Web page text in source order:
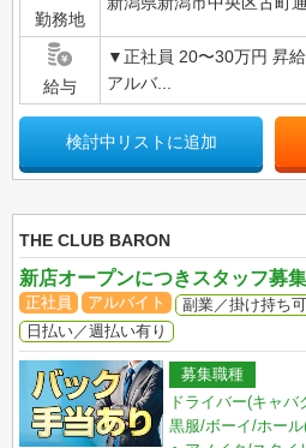
勤務地
給与
▼正社員 20〜30万円 昇
アルバ...
検討中リストに追加
THE CLUB BARON
新店オープンにつきスタッフ募集
正社員 アルバイト 副業／掛け持ち可
日払い／週払い有り
募集職種
ドライバー(キャ
黒服/ボーイ/ホー